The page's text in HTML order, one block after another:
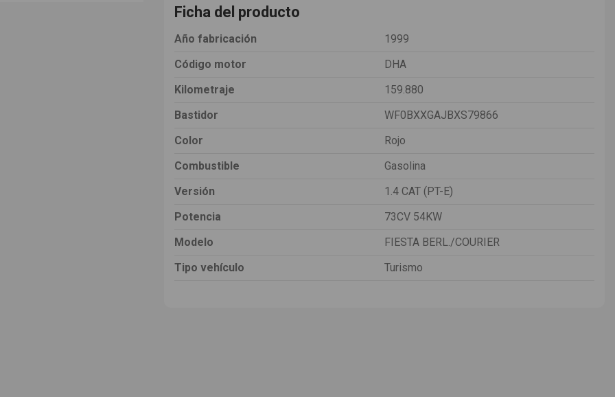
Ficha del producto
Año fabricación
1999
Código motor
DHA
Kilometraje
159.880
Bastidor
WF0BXXGAJBXS79866
Color
Rojo
Combustible
Gasolina
Versión
1.4 CAT (PT-E)
Potencia
73CV 54KW
Modelo
FIESTA BERL./COURIER
Tipo vehículo
Turismo